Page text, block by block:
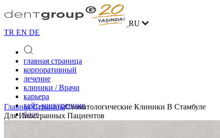
RU
TR EN DE
главная страница
корпоративный
лечение
клиники / Врачи
карьера
кейс-конкуренция
блог
контакт
Главная СтраницаСтоматологические Клиники В Стамбуле
Для Иностранных Пациентов